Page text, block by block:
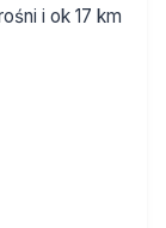
i ok 17 km